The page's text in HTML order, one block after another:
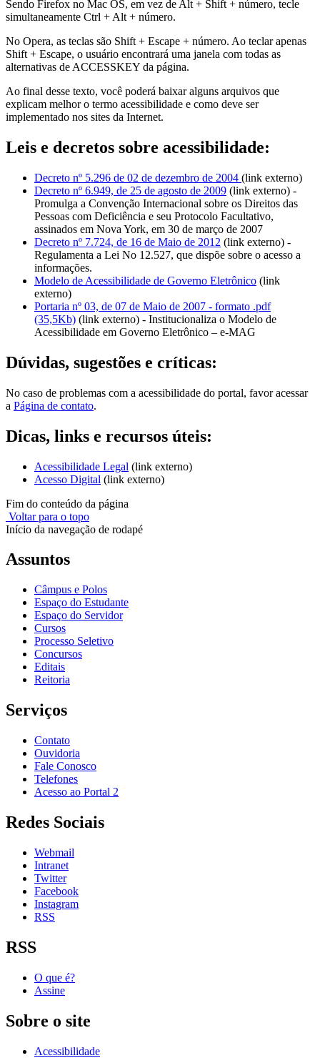
Sendo Firefox no Mac OS, em vez de Alt + Shift + número, tecle
simultaneamente Ctrl + Alt + número.
No Opera, as teclas são Shift + Escape + número. Ao teclar apenas
Shift + Escape, o usuário encontrará uma janela com todas as
alternativas de ACCESSKEY da página.
Ao final desse texto, você poderá baixar alguns arquivos que
explicam melhor o termo acessibilidade e como deve ser
implementado nos sites da Internet.
Leis e decretos sobre acessibilidade:
Decreto nº 5.296 de 02 de dezembro de 2004 (link externo)
Decreto nº 6.949, de 25 de agosto de 2009 (link externo) -
Promulga a Convenção Internacional sobre os Direitos das
Pessoas com Deficiência e seu Protocolo Facultativo,
assinados em Nova York, em 30 de março de 2007
Decreto nº 7.724, de 16 de Maio de 2012 (link externo) -
Regulamenta a Lei No 12.527, que dispõe sobre o acesso a
informações.
Modelo de Acessibilidade de Governo Eletrônico (link
externo)
Portaria nº 03, de 07 de Maio de 2007 - formato .pdf
(35,5Kb) (link externo) - Institucionaliza o Modelo de
Acessibilidade em Governo Eletrônico – e-MAG
Dúvidas, sugestões e críticas:
No caso de problemas com a acessibilidade do portal, favor acessar
a Página de contato.
Dicas, links e recursos úteis:
Acessibilidade Legal (link externo)
Acesso Digital (link externo)
Fim do conteúdo da página
Voltar para o topo
Início da navegação de rodapé
Assuntos
Câmpus e Polos
Espaço do Estudante
Espaço do Servidor
Cursos
Processo Seletivo
Concursos
Editais
Reitoria
Serviços
Contato
Ouvidoria
Fale Conosco
Telefones
Acesso ao Portal 2
Redes Sociais
Webmail
Intranet
Twitter
Facebook
Instagram
RSS
RSS
O que é?
Assine
Sobre o site
Acessibilidade